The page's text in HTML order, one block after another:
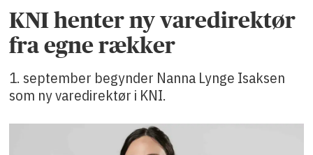
KNI henter ny varedirektør
fra egne rækker
1. september begynder Nanna Lynge Isaksen
som ny varedirektør i KNI.